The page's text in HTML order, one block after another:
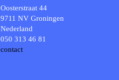
Oosterstraat 44
9711 NV Groningen
Nederland
050 313 46 81
contact